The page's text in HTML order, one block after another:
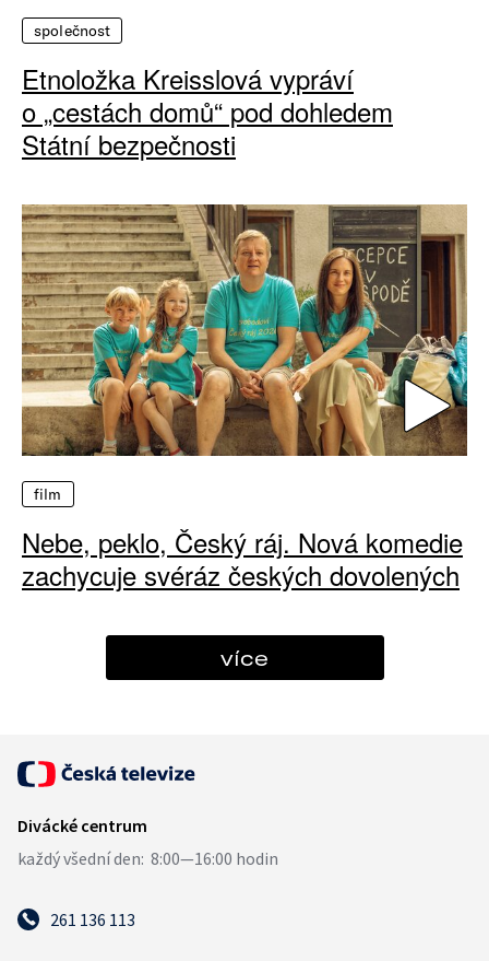
společnost
Etnoložka Kreisslová vypráví
o „cestách domů“ pod dohledem
Státní bezpečnosti
film
Nebe, peklo, Český ráj. Nová komedie
zachycuje svéráz českých dovolených
více
261 136 113